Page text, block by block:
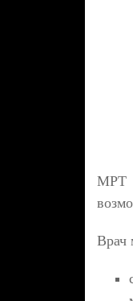
МРТ
Врач